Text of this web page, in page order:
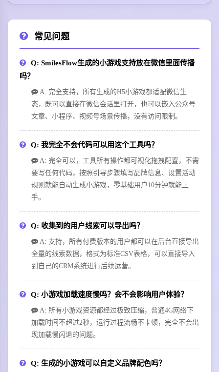
常见问题
Q: SmilesFlow生成的小游戏支持放在微信里面传播
吗？
A: 完全支持，所有生成的H5小游戏都适配微信生
态，既可以直接在微信会话里打开，也可以嵌入公众号
文章、小程序、视频号场景传播，没有访问限制。
Q: 我完全不会代码可以用这个工具吗？
A: 完全可以，工具所有操作都可视化拖拽配置，不需
要写任何代码，按照引导步骤填写品牌信息、设置活动
规则就能自动生成小游戏，零基础用户10分钟就能上
手。
Q: 收集到的用户线索可以导出吗？
A: 支持，所有付费版本的用户都可以在后台直接导出
全量的线索数据，格式为标准CSV表格，可以直接导入
到自己的CRM系统进行后续运营。
Q: 小游戏加载速度慢吗？会不会影响用户体验？
A: 所有小游戏资源都经过极致压缩，普通4G网络下
加载时间不超过2秒，运行过程流畅不卡顿，完全不会出
现加载慢闪退的问题。
Q: 生成的小游戏可以自定义品牌配色吗？